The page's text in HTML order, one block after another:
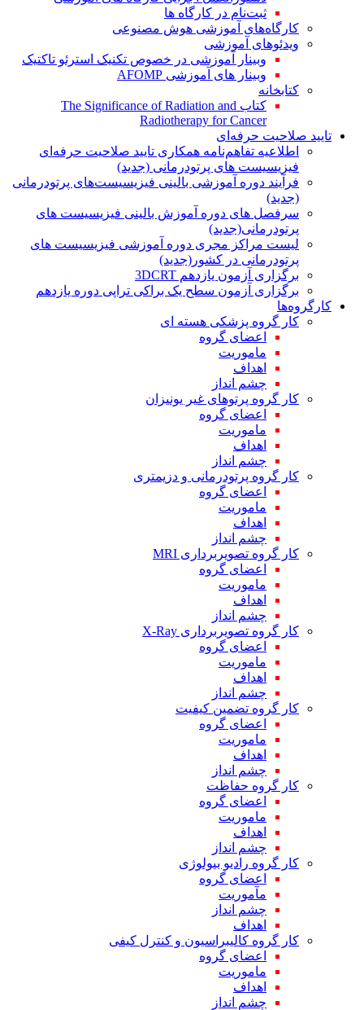
ثبت‌نام در کارگاه ها
کارگاه‌های آموزشی هوش مصنوعی
ویدئوهای آموزشی
وبینار آموزشی در خصوص تکنیک استرئو تاکتیک
وبینار های آموزشی AFOMP
کتابخانه
کتاب The Significance of Radiation and
Radiotherapy for Cancer
تایید صلاحیت حرفه‌ای
اطلاعیه تفاهم‌نامه همکاری تایید صلاحیت حرفه‌ای
فیزیسیست های پرتودرمانی (جدید)
فرآیند دوره آموزشی بالینی فیزیسیست‌های پرتودرمانی
(جدید)
سرفصل های دوره آموزش بالینی فیزیسیست های
پرتودرمانی(جدید)
لیست مراکز مجری دوره آموزشی فیزیسیست های
پرتودرمانی در کشور(جدید)
برگزاری آزمون یازدهم 3DCRT
برگزاری آزمون سطح یک براکی تراپی دوره یازدهم
کارگروه‌ها
کار گروه پزشکی هسته ای
اعضای گروه
ماموریت
اهداف
چشم انداز
کار گروه پرتوهای غیر یونیزان
اعضای گروه
ماموریت
اهداف
چشم انداز
کار گروه پرتودرمانی و دزیمتری
اعضای گروه
ماموریت
اهداف
چشم انداز
کار گروه تصویربرداری MRI
اعضای گروه
ماموریت
اهداف
چشم انداز
کار گروه تصویربرداری X-Ray
اعضای گروه
ماموریت
اهداف
چشم انداز
کار گروه تضمین کیفیت
اعضای گروه
ماموریت
اهداف
چشم انداز
کار گروه حفاظت
اعضای گروه
ماموریت
اهداف
چشم انداز
کار گروه رادیو بیولوژی
اعضای گروه
مآموریت
چشم انداز
اهداف
کار گروه کالیبراسیون و کنترل کیفی
اعضای گروه
ماموریت
اهداف
چشم انداز